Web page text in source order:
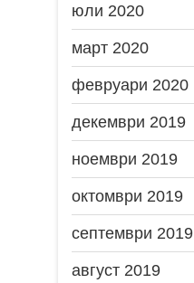
юли 2020
март 2020
февруари 2020
декември 2019
ноември 2019
октомври 2019
септември 2019
август 2019